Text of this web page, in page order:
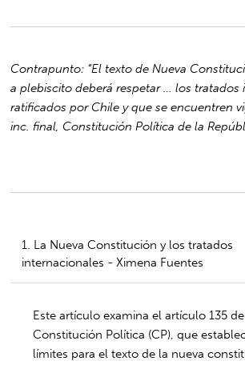
Contrapunto: “El texto de Nueva
a plebiscito deberárespetar … los tratados
ratificados por Chile y que se encuentren
inc. final, Constitución Política de la
1. La Nueva Constitución y los tratados
internacionales - Ximena Fuentes
Este artículo examina el artículo 135
Constitución Política (CP), que
límites para el texto de la nueva